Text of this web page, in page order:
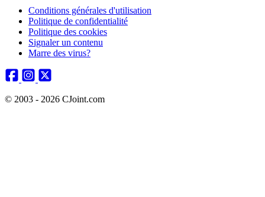
Conditions générales d'utilisation
Politique de confidentialité
Politique des cookies
Signaler un contenu
Marre des virus?
© 2003 - 2026 CJoint.com